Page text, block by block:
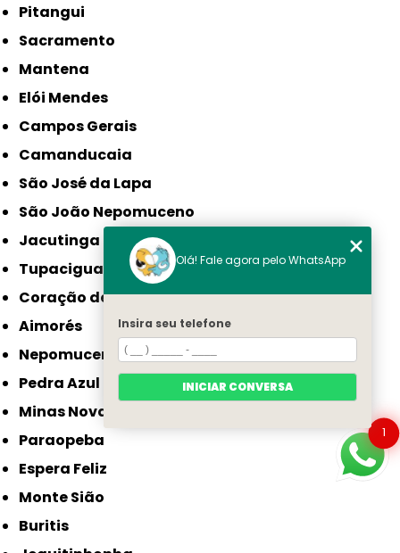
Pitangui
Sacramento
Mantena
Elói Mendes
Campos Gerais
Camanducaia
São José da Lapa
São João Nepomuceno
Jacutinga
Tupaciguara
Coração de Jesus
Aimorés
Nepomuceno
Pedra Azul
Minas Novas
Paraopeba
Espera Feliz
Monte Sião
Buritis
1
Olá! Fale agora pelo WhatsApp
Insira seu telefone
INICIAR CONVERSA